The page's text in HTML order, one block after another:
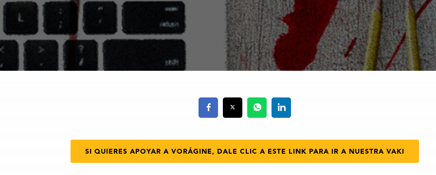
SI QUIERES APOYAR A VORÁGINE, DALE CLIC A ESTE LINK PARA IR A NUESTRA VAKI